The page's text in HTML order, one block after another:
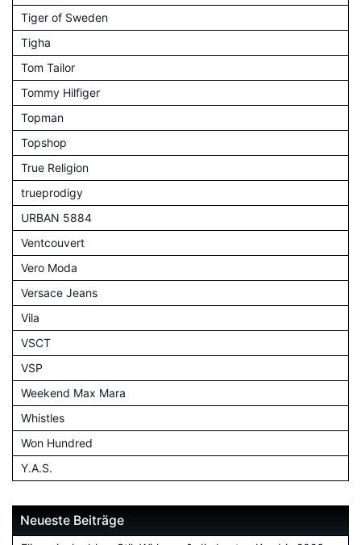
Tiger of Sweden
Tigha
Tom Tailor
Tommy Hilfiger
Topman
Topshop
True Religion
trueprodigy
URBAN 5884
Ventcouvert
Vero Moda
Versace Jeans
Vila
VSCT
VSP
Weekend Max Mara
Whistles
Won Hundred
Y.A.S.
Neueste Beiträge